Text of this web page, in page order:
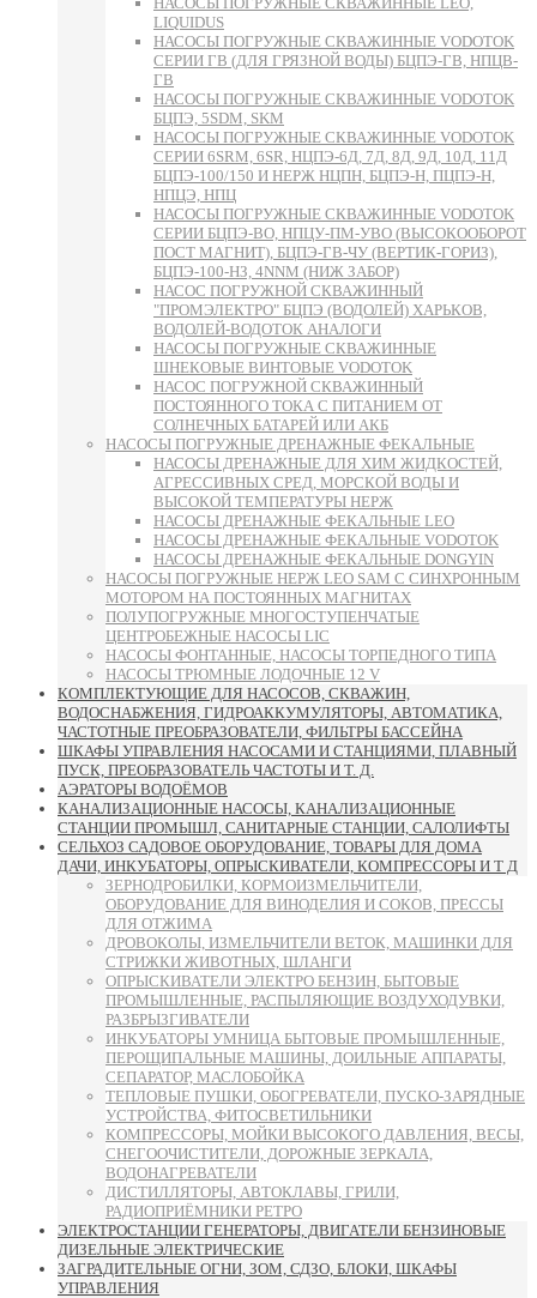
LIQUIDUS
НАСОСЫ ПОГРУЖНЫЕ СКВАЖИННЫЕ VODOTOK
СЕРИИ ГВ (ДЛЯ ГРЯЗНОЙ ВОДЫ) БЦПЭ-ГВ, НПЦВ-
ГВ
НАСОСЫ ПОГРУЖНЫЕ СКВАЖИННЫЕ VODOTOK
БЦПЭ, 5SDM, SKM
НАСОСЫ ПОГРУЖНЫЕ СКВАЖИННЫЕ VODOTOK
СЕРИИ 6SRM, 6SR, НЦПЭ-6Д, 7Д, 8Д, 9Д, 10Д, 11Д
БЦПЭ-100/150 И НЕРЖ НЦПН, БЦПЭ-Н, ПЦПЭ-Н,
НПЦЭ, НПЦ
НАСОСЫ ПОГРУЖНЫЕ СКВАЖИННЫЕ VODOTOK
СЕРИИ БЦПЭ-ВО, НПЦУ-ПМ-УВО (ВЫСОКООБОРОТ
ПОСТ МАГНИТ), БЦПЭ-ГВ-ЧУ (ВЕРТИК-ГОРИЗ),
БЦПЭ-100-НЗ, 4NNM (НИЖ ЗАБОР)
НАСОС ПОГРУЖНОЙ СКВАЖИННЫЙ
"ПРОМЭЛЕКТРО" БЦПЭ (ВОДОЛЕЙ) ХАРЬКОВ,
ВОДОЛЕЙ-ВОДОТОК АНАЛОГИ
НАСОСЫ ПОГРУЖНЫЕ СКВАЖИННЫЕ
ШНЕКОВЫЕ ВИНТОВЫЕ VODOTOK
НАСОС ПОГРУЖНОЙ СКВАЖИННЫЙ
ПОСТОЯННОГО ТОКА С ПИТАНИЕМ ОТ
СОЛНЕЧНЫХ БАТАРЕЙ ИЛИ АКБ
НАСОСЫ ПОГРУЖНЫЕ ДРЕНАЖНЫЕ ФЕКАЛЬНЫЕ
НАСОСЫ ДРЕНАЖНЫЕ ДЛЯ ХИМ ЖИДКОСТЕЙ,
АГРЕССИВНЫХ СРЕД, МОРСКОЙ ВОДЫ И
ВЫСОКОЙ ТЕМПЕРАТУРЫ НЕРЖ
НАСОСЫ ДРЕНАЖНЫЕ ФЕКАЛЬНЫЕ LEO
НАСОСЫ ДРЕНАЖНЫЕ ФЕКАЛЬНЫЕ VODOTOK
НАСОСЫ ДРЕНАЖНЫЕ ФЕКАЛЬНЫЕ DONGYIN
НАСОСЫ ПОГРУЖНЫЕ НЕРЖ LEO SAM С СИНХРОННЫМ
МОТОРОМ НА ПОСТОЯННЫХ МАГНИТАХ
ПОЛУПОГРУЖНЫЕ МНОГОСТУПЕНЧАТЫЕ
ЦЕНТРОБЕЖНЫЕ НАСОСЫ LIC
НАСОСЫ ФОНТАННЫЕ, НАСОСЫ ТОРПЕДНОГО ТИПА
НАСОСЫ ТРЮМНЫЕ ЛОДОЧНЫЕ 12 V
КОМПЛЕКТУЮЩИЕ ДЛЯ НАСОСОВ, СКВАЖИН,
ВОДОСНАБЖЕНИЯ, ГИДРОАККУМУЛЯТОРЫ, АВТОМАТИКА,
ЧАСТОТНЫЕ ПРЕОБРАЗОВАТЕЛИ, ФИЛЬТРЫ БАССЕЙНА
ШКАФЫ УПРАВЛЕНИЯ НАСОСАМИ И СТАНЦИЯМИ, ПЛАВНЫЙ
ПУСК, ПРЕОБРАЗОВАТЕЛЬ ЧАСТОТЫ И Т. Д.
АЭРАТОРЫ ВОДОЁМОВ
КАНАЛИЗАЦИОННЫЕ НАСОСЫ, КАНАЛИЗАЦИОННЫЕ
СТАНЦИИ ПРОМЫШЛ, САНИТАРНЫЕ СТАНЦИИ, САЛОЛИФТЫ
СЕЛЬХОЗ САДОВОЕ ОБОРУДОВАНИЕ, ТОВАРЫ ДЛЯ ДОМА
ДАЧИ, ИНКУБАТОРЫ, ОПРЫСКИВАТЕЛИ, КОМПРЕССОРЫ И Т Д
ЗЕРНОДРОБИЛКИ, КОРМОИЗМЕЛЬЧИТЕЛИ,
ОБОРУДОВАНИЕ ДЛЯ ВИНОДЕЛИЯ И СОКОВ, ПРЕССЫ
ДЛЯ ОТЖИМА
ДРОВОКОЛЫ, ИЗМЕЛЬЧИТЕЛИ ВЕТОК, МАШИНКИ ДЛЯ
СТРИЖКИ ЖИВОТНЫХ, ШЛАНГИ
ОПРЫСКИВАТЕЛИ ЭЛЕКТРО БЕНЗИН, БЫТОВЫЕ
ПРОМЫШЛЕННЫЕ, РАСПЫЛЯЮЩИЕ ВОЗДУХОДУВКИ,
РАЗБРЫЗГИВАТЕЛИ
ИНКУБАТОРЫ УМНИЦА БЫТОВЫЕ ПРОМЫШЛЕННЫЕ,
ПЕРОЩИПАЛЬНЫЕ МАШИНЫ, ДОИЛЬНЫЕ АППАРАТЫ,
СЕПАРАТОР, МАСЛОБОЙКА
ТЕПЛОВЫЕ ПУШКИ, ОБОГРЕВАТЕЛИ, ПУСКО-ЗАРЯДНЫЕ
УСТРОЙСТВА, ФИТОСВЕТИЛЬНИКИ
КОМПРЕССОРЫ, МОЙКИ ВЫСОКОГО ДАВЛЕНИЯ, ВЕСЫ,
СНЕГООЧИСТИТЕЛИ, ДОРОЖНЫЕ ЗЕРКАЛА,
ВОДОНАГРЕВАТЕЛИ
ДИСТИЛЛЯТОРЫ, АВТОКЛАВЫ, ГРИЛИ,
РАДИОПРИЁМНИКИ РЕТРО
ЭЛЕКТРОСТАНЦИИ ГЕНЕРАТОРЫ, ДВИГАТЕЛИ БЕНЗИНОВЫЕ
ДИЗЕЛЬНЫЕ ЭЛЕКТРИЧЕСКИЕ
ЗАГРАДИТЕЛЬНЫЕ ОГНИ, ЗОМ, СДЗО, БЛОКИ, ШКАФЫ
УПРАВЛЕНИЯ